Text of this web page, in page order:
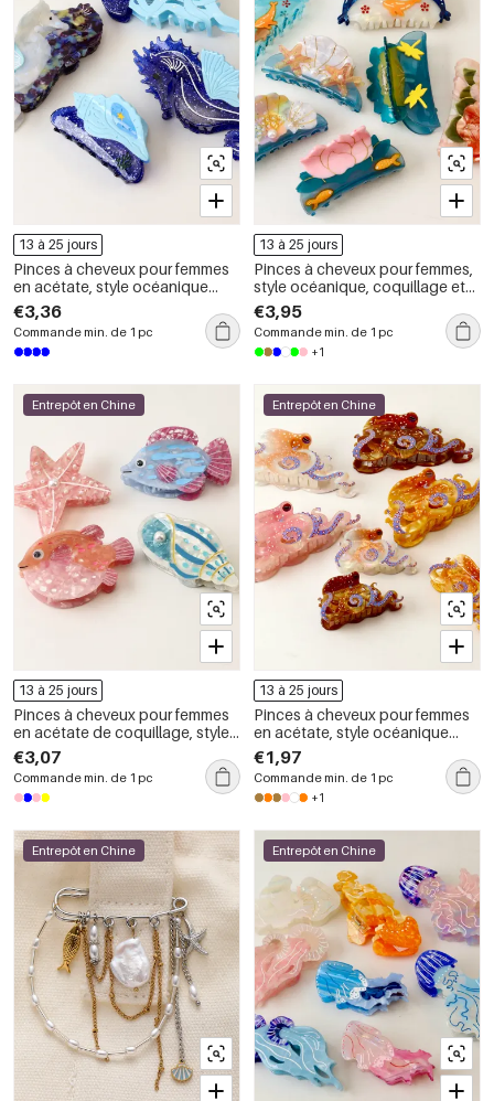
13 à 25 jours
Pinces à cheveux pour femmes
en acétate, style océanique
mignon, collection romantique
€3,36
Commande min. de 1 pc
13 à 25 jours
Pinces à cheveux pour femmes,
style océanique, coquillage et
étoile de mer, collection
romantique
€3,95
Commande min. de 1 pc
+1
Entrepôt en Chine
13 à 25 jours
Pinces à cheveux pour femmes
en acétate de coquillage, style
océanique, collection Simple
Series
€3,07
Commande min. de 1 pc
Entrepôt en Chine
13 à 25 jours
Pinces à cheveux pour femmes
en acétate, style océanique
mignon et luxueux
€1,97
Commande min. de 1 pc
+1
Entrepôt en Chine Entrepôt en Chine